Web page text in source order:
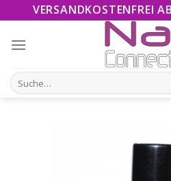
to
content
VERSANDKOSTENFREI
Suche
nach: